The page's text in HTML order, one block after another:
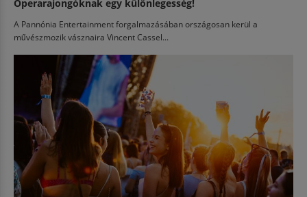
Operarajongóknak egy különlegesség!
A Pannónia Entertainment forgalmazásában országosan kerül a
művészmozik vásznaira Vincent Cassel...